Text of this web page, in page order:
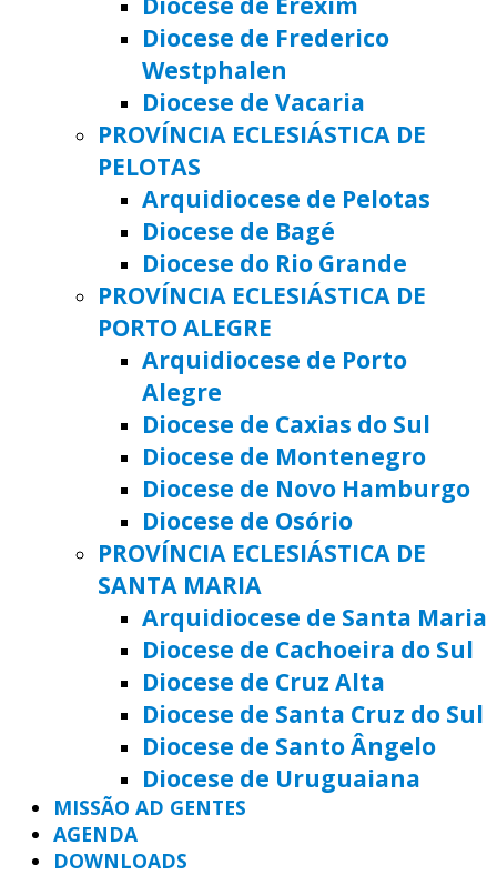
Diocese de Frederico
Westphalen
Diocese de Vacaria
PROVÍNCIA ECLESIÁSTICA DE
PELOTAS
Arquidiocese de Pelotas
Diocese de Bagé
Diocese do Rio Grande
PROVÍNCIA ECLESIÁSTICA DE
PORTO ALEGRE
Arquidiocese de Porto
Alegre
Diocese de Caxias do Sul
Diocese de Montenegro
Diocese de Novo Hamburgo
Diocese de Osório
PROVÍNCIA ECLESIÁSTICA DE
SANTA MARIA
Arquidiocese de Santa Maria
Diocese de Cachoeira do Sul
Diocese de Cruz Alta
Diocese de Santa Cruz do Sul
Diocese de Santo Ângelo
Diocese de Uruguaiana
MISSÃO AD GENTES
AGENDA
DOWNLOADS